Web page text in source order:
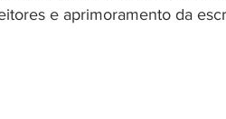
e aprimoramento da